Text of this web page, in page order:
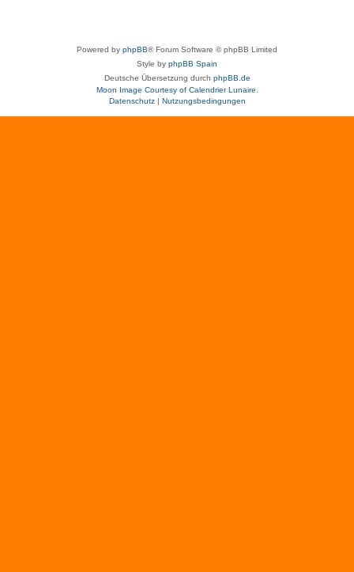
Powered by phpBB® Forum Software © phpBB Limited
Style by phpBB Spain
Deutsche Übersetzung durch phpBB.de
Moon Image Courtesy of Calendrier Lunaire.
Datenschutz| Nutzungsbedingungen